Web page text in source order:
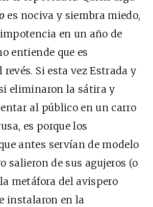
es nociva y siembra miedo,
en un año de
entiende que es
Si esta vez Estrada y
eliminaron la sátira y
al público en un carro
es porque los
antes servían de modelo
salieron de sus agujeros (o
metáfora del avispero
instalaron en la